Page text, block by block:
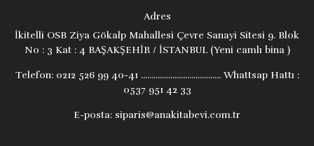
Adres
İkitelli OSB Ziya Gökalp Mahallesi Çevre Sanayi Sitesi 9. Blok
No : 3 Kat : 4 BAŞAKŞEHİR / İSTANBUL (Yeni camlı bina )
Telefon:0212 526 99 40-41 ...................................... Whattsap Hattı :
0537 951 42 33
E-posta: siparis@anakitabevi.com.tr